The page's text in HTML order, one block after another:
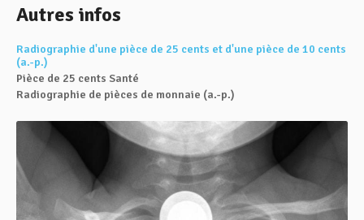
Autres infos
Radiographie d'une pièce de 25 cents et d'une pièce de 10 cents
(a.-p.)
Pièce de 25 cents Santé
Radiographie de pièces de monnaie (a.-p.)